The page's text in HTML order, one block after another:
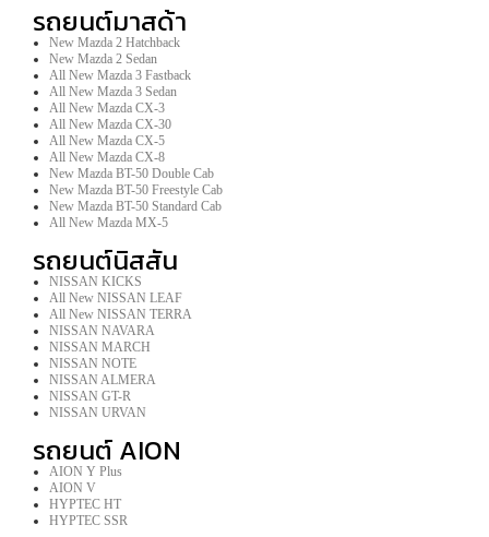
รถยนต์มาสด้า
New Mazda 2 Hatchback
New Mazda 2 Sedan
All New Mazda 3 Fastback
All New Mazda 3 Sedan
All New Mazda CX-3
All New Mazda CX-30
All New Mazda CX-5
All New Mazda CX-8
New Mazda BT-50 Double Cab
New Mazda BT-50 Freestyle Cab
New Mazda BT-50 Standard Cab
All New Mazda MX-5
รถยนต์นิสสัน
NISSAN KICKS
All New NISSAN LEAF
All New NISSAN TERRA
NISSAN NAVARA
NISSAN MARCH
NISSAN NOTE
NISSAN ALMERA
NISSAN GT-R
NISSAN URVAN
รถยนต์ AION
AION Y Plus
AION V
HYPTEC HT
HYPTEC SSR